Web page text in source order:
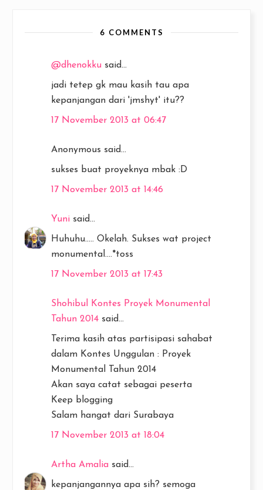
6 COMMENTS
@dhenokku said...
jadi tetep gk mau kasih tau apa
kepanjangan dari 'jmshyt' itu??
17 November 2013 at 06:47
Anonymous said...
sukses buat proyeknya mbak :D
17 November 2013 at 14:46
Yuni said...
Huhuhu..... Okelah. Sukses wat project
monumental....*toss
17 November 2013 at 17:43
Shohibul Kontes Proyek Monumental
Tahun 2014 said...
Terima kasih atas partisipasi sahabat
dalam Kontes Unggulan : Proyek
Monumental Tahun 2014
Akan saya catat sebagai peserta
Keep blogging
Salam hangat dari Surabaya
17 November 2013 at 18:04
Artha Amalia said...
kepanjangannya apa sih? semoga